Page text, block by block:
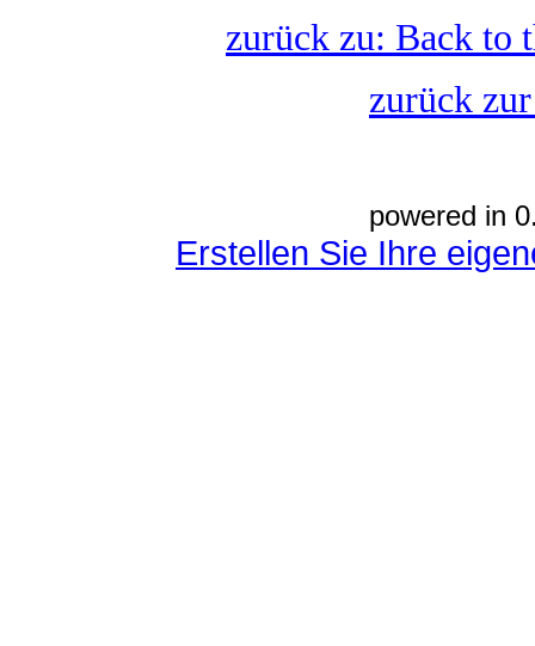
zurück zu: Back to
zurück
powered in
Erstellen Sie Ihre